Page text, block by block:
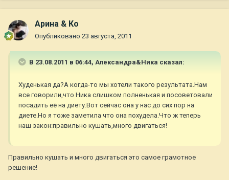
Арина & Ко
Опубликовано 23 августа, 2011
В 23.08.2011 в 06:44, Александра&Ника сказал:
Худенькая да?А когда-то мы хотели такого результата.Нам
все говорили,что Ника слишком полненькая и посоветовали
посадить её на диету.Вот сейчас она у нас до сих пор на
диете.Но я тоже заметила что она похудела.Что ж теперь
наш закон:правильно кушать,много двигаться!
Правильно кушать и много двигаться это самое грамотное
решение!